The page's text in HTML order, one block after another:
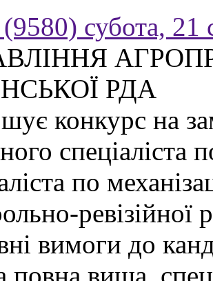
субота, 21
РДА
конкурс на
спеціаліста
по
ревізійної
вимоги до
повна вища,